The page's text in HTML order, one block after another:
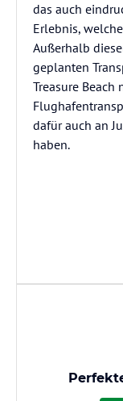
das auch
Erlebnis,
Außerhalb
geplanten
Treasure
dafür auch an
haben.